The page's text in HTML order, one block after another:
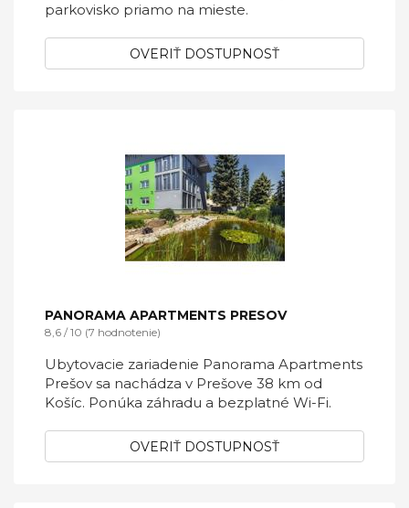
parkovisko priamo na mieste.
OVERIŤ DOSTUPNOSŤ
PANORAMA APARTMENTS PRESOV
8,6 / 10 (7 hodnotenie)
Ubytovacie zariadenie Panorama Apartments
Prešov sa nachádza v Prešove 38 km od
Košíc. Ponúka záhradu a bezplatné Wi-Fi.
OVERIŤ DOSTUPNOSŤ